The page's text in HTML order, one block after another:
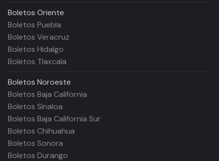
Boletos Oriente
Boletos Puebla
Boletos Veracruz
Boletos Hidalgo
Boletos Tlaxcala
Boletos Noroeste
Boletos Baja California
Boletos Sinaloa
Boletos Baja California Sur
Boletos Chihuahua
Boletos Sonora
Boletos Durango